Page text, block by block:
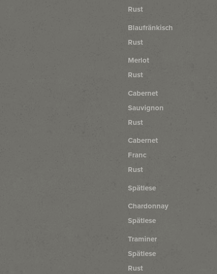
Rust
Blaufränkisch
Rust
Merlot
Rust
Cabernet
Sauvignon
Rust
Cabernet
Franc
Rust
Spätlese
Chardonnay
Spätlese
Traminer
Spätlese
Rust